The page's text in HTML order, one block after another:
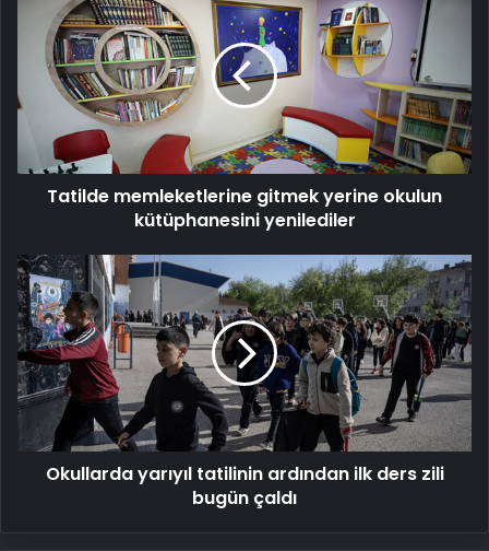
memleketlerine
gitmek
yerine
okulun
kütüphanesini
Tatilde memleketlerine gitmek yerine okulun
kütüphanesini yenilediler
Okullarda
yarıyıl
tatilinin
ardından
ilk
ders
zili
bugün
çaldı
Okullarda yarıyıl tatilinin ardından ilk ders zili
bugün çaldı